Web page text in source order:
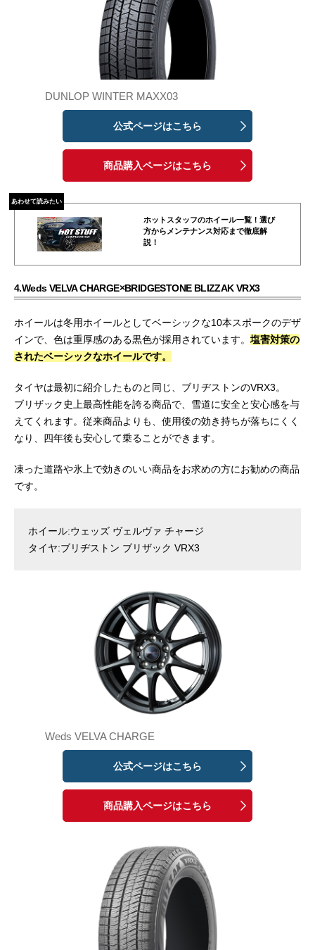
DUNLOP WINTER MAXX03
公式ページはこちら
商品購入ページはこちら
あわせて読みたい
ホットスタッフのホイール一覧！選び
方からメンテナンス対応まで徹底解
説！
4.Weds VELVA CHARGE×BRIDGESTONE BLIZZAK VRX3
ホイールは冬用ホイールとしてベーシックな10本スポークのデザ
インで、色は重厚感のある黒色が採用されています。 塩害対策の
されたベーシックなホイールです。
タイヤは最初に紹介したものと同じ、ブリヂストンのVRX3。
ブリザック史上最高性能を誇る商品で、雪道に安全と安心感を与
えてくれます。従来商品よりも、使用後の効き持ちが落ちにくく
なり、四年後も安心して乗ることができます。
凍った道路や氷上で効きのいい商品をお求めの方にお勧めの商品
です。
ホイール:ウェッズ ヴェルヴァ チャージ
タイヤ:ブリヂストン ブリザック VRX3
Weds VELVA CHARGE
公式ページはこちら
商品購入ページはこちら